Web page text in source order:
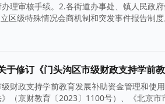
理审核手续。2.各街道办事处、镇人民政
区级特殊情况会商机制和突发事件报告制
于修订《门头沟区市级财政支持学前
财政支持学前教育发展补助资金管理和使
（京财教育〔2023〕1100号）、《北京